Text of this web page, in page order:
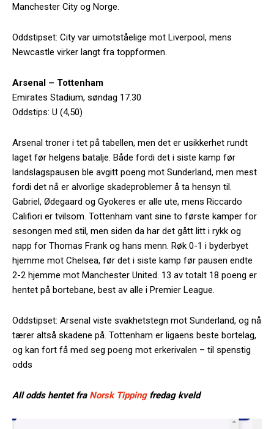
Manchester City og Norge.
Oddstipset: City var uimotståelige mot Liverpool, mens
Newcastle virker langt fra toppformen.
Arsenal – Tottenham
Emirates Stadium, søndag 17.30
Oddstips: U (4,50)
Arsenal troner i tet på tabellen, men det er usikkerhet rundt
laget før helgens batalje. Både fordi det i siste kamp før
landslagspausen ble avgitt poeng mot Sunderland, men mest
fordi det nå er alvorlige skadeproblemer å ta hensyn til.
Gabriel, Ødegaard og Gyokeres er alle ute, mens Riccardo
Califiori er tvilsom. Tottenham vant sine to første kamper for
sesongen med stil, men siden da har det gått litt i rykk og
napp for Thomas Frank og hans menn. Røk 0-1 i byderbyet
hjemme mot Chelsea, før det i siste kamp før pausen endte
2-2 hjemme mot Manchester United. 13 av totalt 18 poeng er
hentet på bortebane, best av alle i Premier League.
Oddstipset: Arsenal viste svakhetstegn mot Sunderland, og nå
tærer altså skadene på. Tottenham er ligaens beste bortelag,
og kan fort få med seg poeng mot erkerivalen – til spenstig
odds
All odds hentet fra Norsk Tippingfredag kveld